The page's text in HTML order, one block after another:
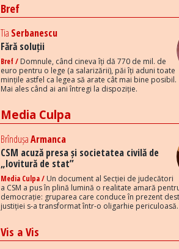
Bref
Tia Serbanescu
Fără soluții
Bref / Domnule, când cineva îți dă 770 de mil. de
euro pentru o lege (a salarizării), păi îți aduni toate
mințile astfel ca legea să arate cât mai bine posibil.
Mai ales când ai ani întregi la dispoziție.
Media Culpa
BrîndușaArmanca
CSM acuză presa și societatea civilă de
„lovitură de stat”
Media Culpa / Un document al Secției de judecători
a CSM a pus în plină lumină o realitate amară
democrație: gruparea care conduce în prezent
justiției s-a transformat într-o oligarhie periculoasă.
Vis a Vis